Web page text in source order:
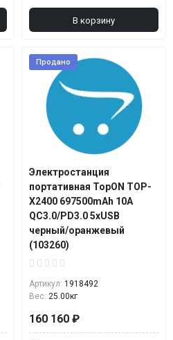
В корзину
Продано
Электростанция
портативная TopON TOP-
X2400 697500mAh 10A
QC3.0/PD3.0 5xUSB
черный/оранжевый
(103260)
Артикул: 1918492
Вес: 25.00кг
160 160 ₽